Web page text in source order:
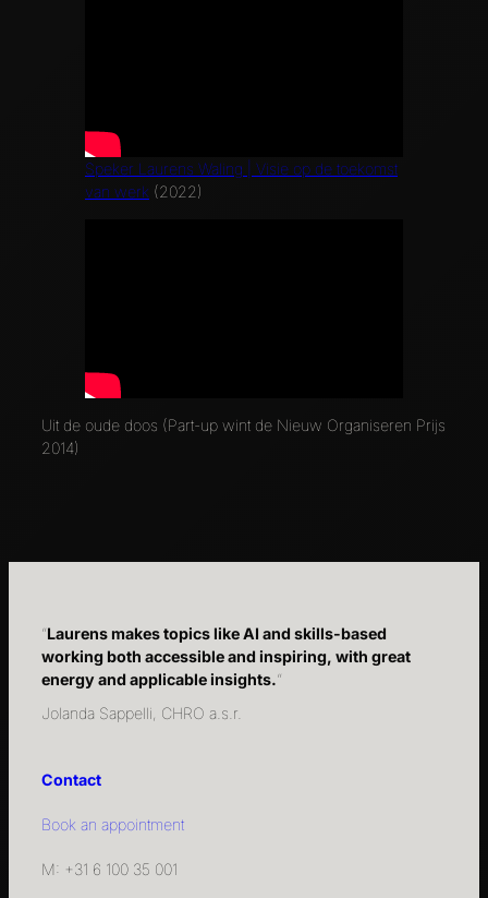
Speker Laurens Waling | Visie op de toekomst
van werk (2022)
Uit de oude doos (Part-up wint de Nieuw Organiseren Prijs
2014)
“Laurens makes topics like AI and skills-based
working both accessible and inspiring, with great
energy and applicable insights.“
Jolanda Sappelli, CHRO a.s.r.
Contact
Book an appointment
M: +31 6 100 35 001